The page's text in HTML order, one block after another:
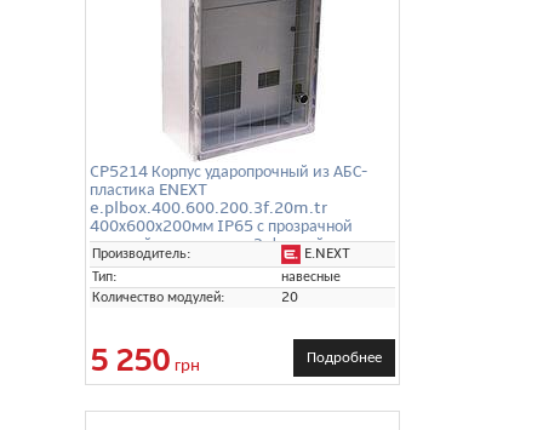
CP5214 Корпус ударопрочный из АБС-
пластика ENEXT
e.plbox.400.600.200.3f.20m.tr
400х600х200мм IP65 с прозрачной
дверцей панелью под 3-фазный счетчик
и 20 модулей
Производитель:
E.NEXT
Тип:
навесные
Количество модулей:
20
5 250 грн Подробнее